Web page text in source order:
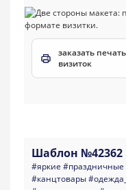
заказать печать
визиток
Шаблон №42362
#яркие #праздничные
#канцтовары